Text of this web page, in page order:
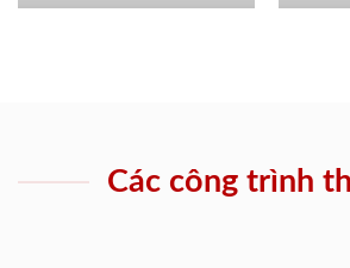
Các công trình